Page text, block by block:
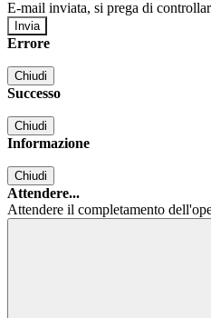
E-mail inviata, si prega di
Errore
Chiudi
Successo
Chiudi
Informazione
Chiudi
Attendere...
Attendere il completamento